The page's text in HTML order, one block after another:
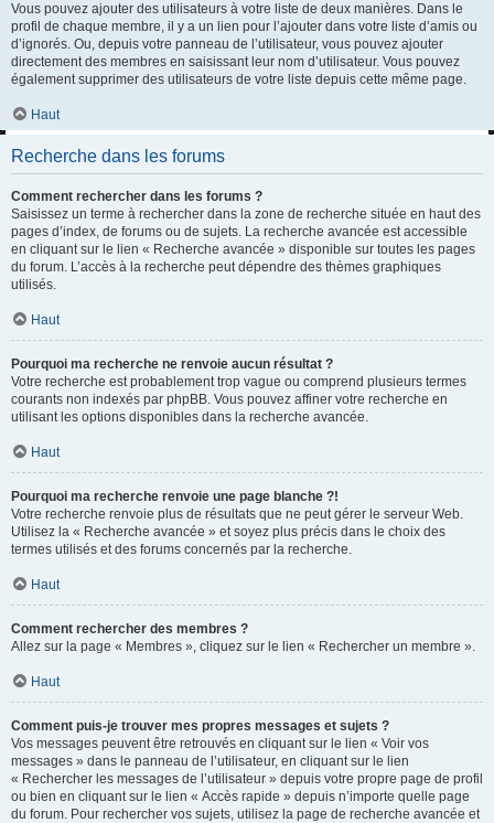
Vous pouvez ajouter des utilisateurs à votre liste de deux manières. Dans le
profil de chaque membre, il y a un lien pour l’ajouter dans votre liste d’amis ou
d’ignorés. Ou, depuis votre panneau de l’utilisateur, vous pouvez ajouter
directement des membres en saisissant leur nom d’utilisateur. Vous pouvez
également supprimer des utilisateurs de votre liste depuis cette même page.
Haut
Recherche dans les forums
Comment rechercher dans les forums ?
Saisissez un terme à rechercher dans la zone de recherche située en haut des
pages d’index, de forums ou de sujets. La recherche avancée est accessible
en cliquant sur le lien « Recherche avancée » disponible sur toutes les pages
du forum. L’accès à la recherche peut dépendre des thèmes graphiques
utilisés.
Haut
Pourquoi ma recherche ne renvoie aucun résultat ?
Votre recherche est probablement trop vague ou comprend plusieurs termes
courants non indexés par phpBB. Vous pouvez affiner votre recherche en
utilisant les options disponibles dans la recherche avancée.
Haut
Pourquoi ma recherche renvoie une page blanche ?!
Votre recherche renvoie plus de résultats que ne peut gérer le serveur Web.
Utilisez la « Recherche avancée » et soyez plus précis dans le choix des
termes utilisés et des forums concernés par la recherche.
Haut
Comment rechercher des membres ?
Allez sur la page « Membres », cliquez sur le lien « Rechercher un membre ».
Haut
Comment puis-je trouver mes propres messages et sujets ?
Vos messages peuvent être retrouvés en cliquant sur le lien « Voir vos
messages » dans le panneau de l’utilisateur, en cliquant sur le lien
« Rechercher les messages de l’utilisateur » depuis votre propre page de profil
ou bien en cliquant sur le lien « Accès rapide » depuis n’importe quelle page
du forum. Pour rechercher vos sujets, utilisez la page de recherche avancée et